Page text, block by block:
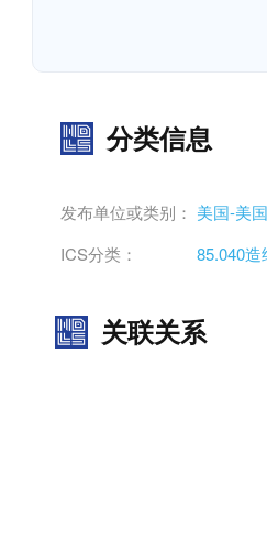
分类信息
发布单位或类别： 美国-美
ICS分类：
85.040造
关联关系